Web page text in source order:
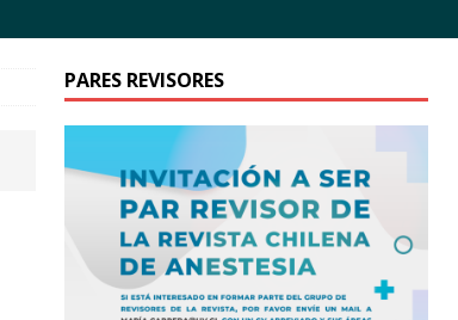
PARES REVISORES